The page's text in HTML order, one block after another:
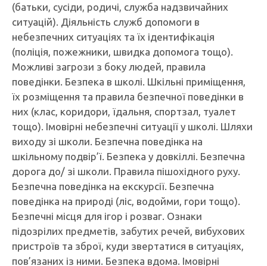
(батьки, сусіди, родичі, служба надзвичайних
ситуацій). Діяльність служб допомоги в
небезпечних ситуаціях та їх ідентифікація
(поліція, пожежники, швидка допомога тощо).
Можливі загрози з боку людей, правила
поведінки. Безпека в школі. Шкільні приміщення,
їх розміщення та правила безпечної поведінки в
них (клас, коридори, їдальня, спортзал, туалет
тощо). Імовірні небезпечні ситуації у школі. Шляхи
виходу зі школи. Безпечна поведінка на
шкільному подвір’ї. Безпека у довкіллі. Безпечна
дорога до/ зі школи. Правила пішохідного руху.
Безпечна поведінка на екскурсії. Безпечна
поведінка на природі (ліс, водойми, гори тощо).
Безпечні місця для ігор і розваг. Ознаки
підозрілих предметів, забутих речей, вибухових
пристроїв та зброї, куди звертатися в ситуаціях,
пов’язаних із ними. Безпека вдома. Імовірні